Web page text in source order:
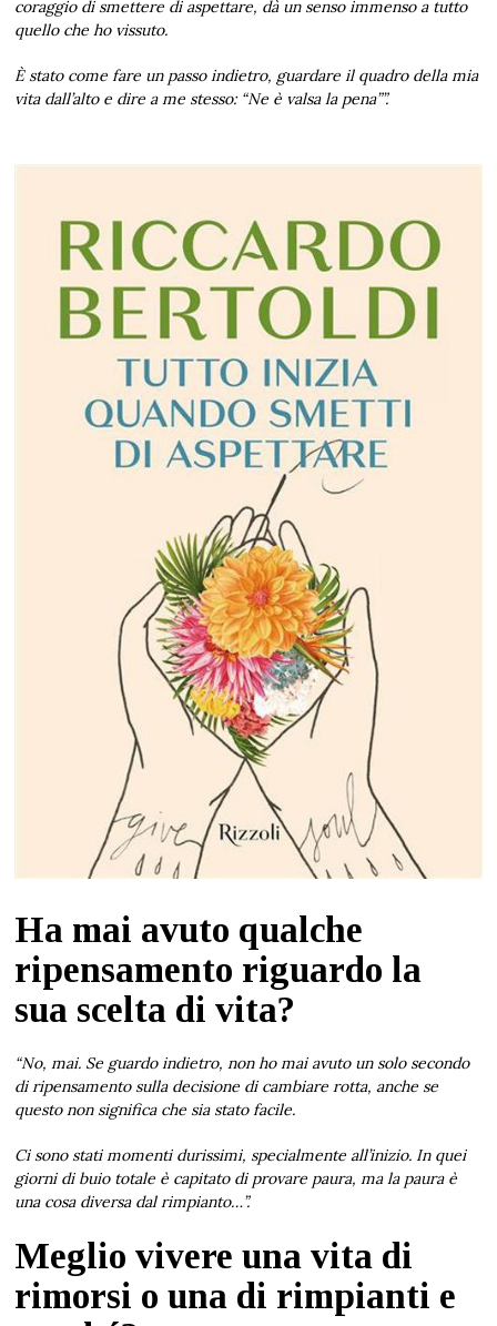
coraggio di smettere di aspettare, dà un senso immenso a tutto
quello che ho vissuto.
È stato come fare un passo indietro, guardare il quadro della mia
vita dall’alto e dire a me stesso: “Ne è valsa la pena””.
Ha mai avuto qualche
ripensamento riguardo la
sua scelta di vita?
“No, mai. Se guardo indietro, non ho mai avuto un solo secondo
di ripensamento sulla decisione di cambiare rotta, anche se
questo non significa che sia stato facile.
Ci sono stati momenti durissimi, specialmente all’inizio. In quei
giorni di buio totale è capitato di provare paura, ma la paura è
una cosa diversa dal rimpianto…”.
Meglio vivere una vita di
rimorsi o una di rimpianti e